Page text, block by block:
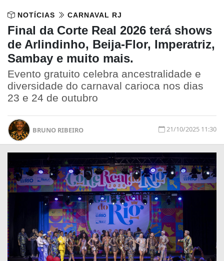
NOTÍCIAS CARNAVAL RJ
Final da Corte Real 2026 terá shows
de Arlindinho, Beija-Flor, Imperatriz,
Sambay e muito mais.
Evento gratuito celebra ancestralidade e
diversidade do carnaval carioca nos dias
23 e 24 de outubro
BRUNO RIBEIRO 21/10/2025 11:30